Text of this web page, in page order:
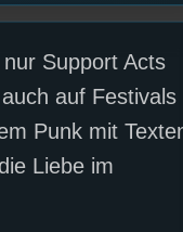
Support Acts
auf Festivals
Punk mit
Liebe im